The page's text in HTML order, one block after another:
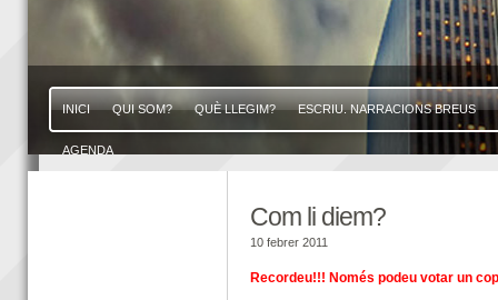
INICI QUI SOM? QUÈ LLEGIM? ESCRIU. NARRACIONS BREUS
AGENDA
Com li diem?
10 febrer 2011
Recordeu!!! Només podeu votar un